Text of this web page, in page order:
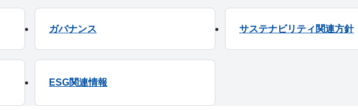
ガバナンス サステナビリティ関連方針
ESG関連情報